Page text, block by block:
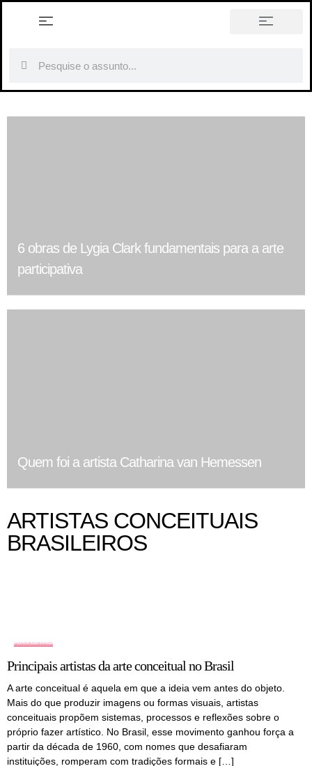
6 obras de Lygia Clark fundamentais para a arte
participativa
Quem foi a artista Catharina van Hemessen
ARTISTAS CONCEITUAIS
BRASILEIROS
ARTISTAS
Principais artistas da arte conceitual no Brasil
A arte conceitual é aquela em que a ideia vem antes do objeto.
Mais do que produzir imagens ou formas visuais, artistas
conceituais propõem sistemas, processos e reflexões sobre o
próprio fazer artístico. No Brasil, esse movimento ganhou força a
partir da década de 1960, com nomes que desafiaram
instituições, romperam com tradições formais e […]